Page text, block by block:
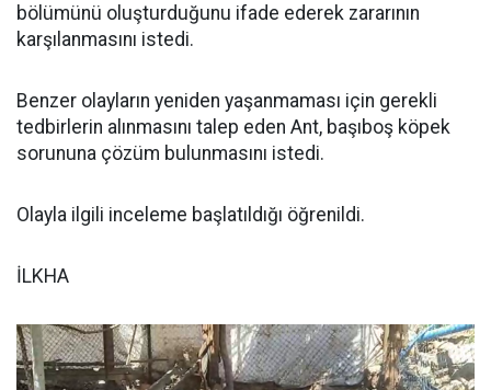
bölümünü oluşturduğunu ifade ederek zararının
karşılanmasını istedi.
Benzer olayların yeniden yaşanmaması için gerekli
tedbirlerin alınmasını talep eden Ant, başıboş köpek
sorununa çözüm bulunmasını istedi.
Olayla ilgili inceleme başlatıldığı öğrenildi.
İLKHA